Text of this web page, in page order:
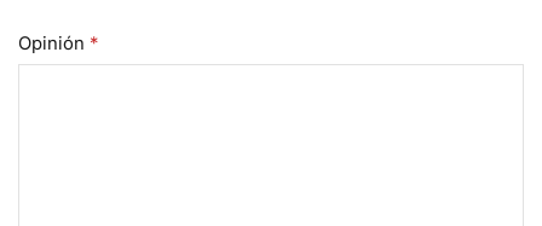
Opinión *